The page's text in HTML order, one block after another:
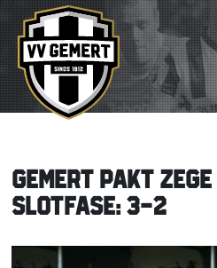
GEMERT PAKT
SLOTFASE: 3-2